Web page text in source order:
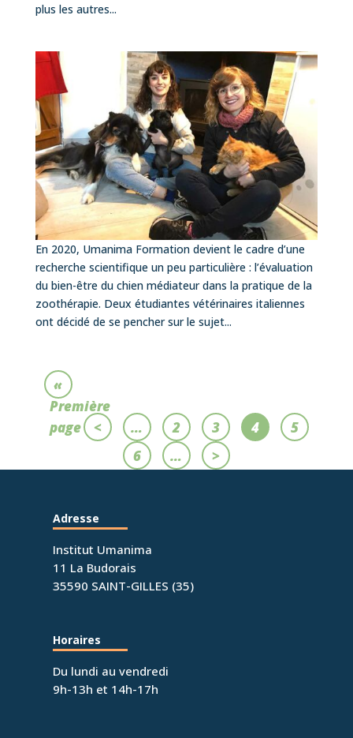
plus les autres...
En 2020, Umanima Formation devient le cadre d’une
recherche scientifique un peu particulière : l’évaluation
du bien-être du chien médiateur dans la pratique de la
zoothérapie. Deux étudiantes vétérinaires italiennes
ont décidé de se pencher sur le sujet...
«
Première
page
< … 2 3 4
5
6
… >
Adresse
Institut Umanima
11 La Budorais
35590 SAINT-GILLES (35)
Horaires
Du lundi au vendredi
9h-13h et 14h-17h